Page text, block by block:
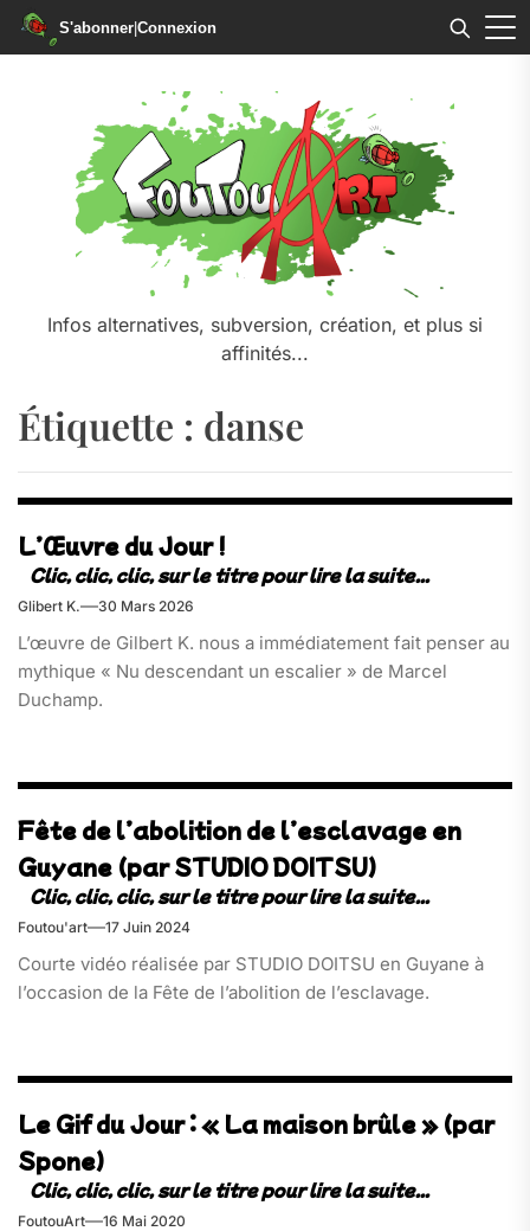
S'abonner|Connexion
Infos alternatives, subversion, création, et plus si
affinités...
Étiquette : danse
L’Œuvre du Jour !
Glibert K. 30 Mars 2026
L’œuvre de Gilbert K. nous a immédiatement fait penser au
mythique « Nu descendant un escalier » de Marcel
Duchamp.
Fête de l’abolition de l’esclavage en
Guyane (par STUDIO DOITSU)
Foutou'art 17 Juin 2024
Courte vidéo réalisée par STUDIO DOITSU en Guyane à
l’occasion de la Fête de l’abolition de l’esclavage.
Le Gif du Jour : « La maison brûle » (par
Spone)
FoutouArt 16 Mai 2020